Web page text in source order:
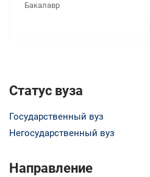
Бакалавр
Статус вуза
Государственный вуз
Негосударственный вуз
Направление